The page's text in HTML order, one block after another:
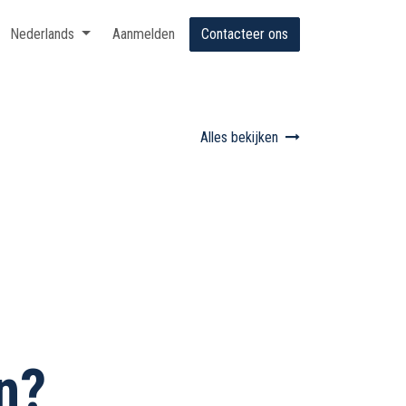
Nederlands Aanmelden Contacteer ons
Alles bekijken